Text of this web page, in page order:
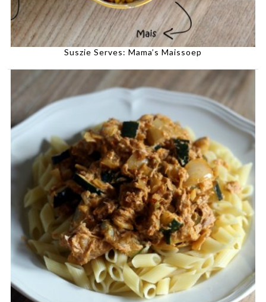
Suszie Serves: Mama’s Maissoep